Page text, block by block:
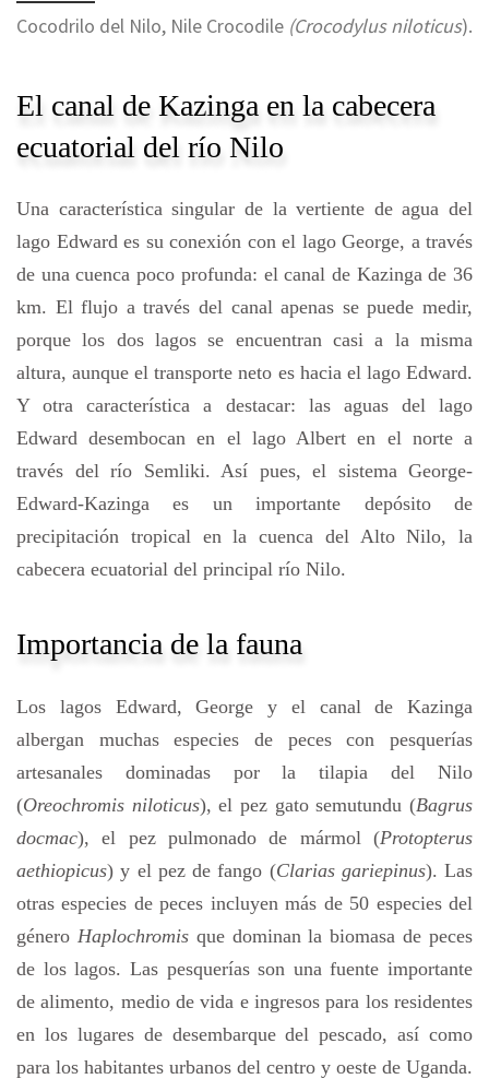
Cocodrilo del Nilo, Nile Crocodile (Crocodylus niloticus).
El canal de Kazinga en la cabecera
ecuatorial del río Nilo
Una característica singular de la vertiente de agua del
lago Edward es su conexión con el lago George, a través
de una cuenca poco profunda: el canal de Kazinga de 36
km. El flujo a través del canal apenas se puede medir,
porque los dos lagos se encuentran casi a la misma
altura, aunque el transporte neto es hacia el lago Edward.
Y otra característica a destacar: las aguas del lago
Edward desembocan en el lago Albert en el norte a
través del río Semliki. Así pues, el sistema George-
Edward-Kazinga es un importante depósito de
precipitación tropical en la cuenca del Alto Nilo, la
cabecera ecuatorial del principal río Nilo.
Importancia de la fauna
Los lagos Edward, George y el canal de Kazinga
albergan muchas especies de peces con pesquerías
artesanales dominadas por la tilapia del Nilo
(Oreochromis niloticus), el pez gato semutundu (Bagrus
docmac), el pez pulmonado de mármol (Protopterus
aethiopicus) y el pez de fango (Clarias gariepinus). Las
otras especies de peces incluyen más de 50 especies del
género Haplochromisque dominan la biomasa de peces
de los lagos. Las pesquerías son una fuente importante
de alimento, medio de vida e ingresos para los residentes
en los lugares de desembarque del pescado, así como
para los habitantes urbanos del centro y oeste de Uganda.